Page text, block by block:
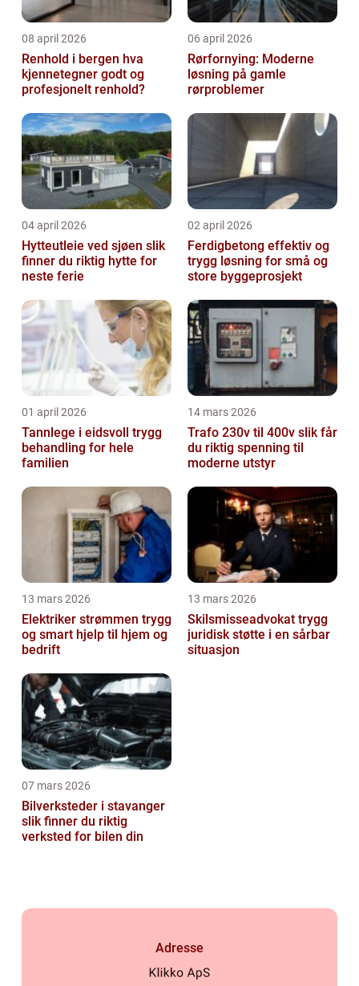
08 april 2026
Renhold i bergen hva
kjennetegner godt og
profesjonelt renhold?
06 april 2026
Rørfornying: Moderne
løsning på gamle
rørproblemer
04 april 2026
Hytteutleie ved sjøen slik
finner du riktig hytte for
neste ferie
02 april 2026
Ferdigbetong effektiv og
trygg løsning for små og
store byggeprosjekt
01 april 2026
Tannlege i eidsvoll trygg
behandling for hele
familien
14 mars 2026
Trafo 230v til 400v slik får
du riktig spenning til
moderne utstyr
13 mars 2026
Elektriker strømmen trygg
og smart hjelp til hjem og
bedrift
13 mars 2026
Skilsmisseadvokat trygg
juridisk støtte i en sårbar
situasjon
07 mars 2026
Bilverksteder i stavanger
slik finner du riktig
verksted for bilen din
Adresse